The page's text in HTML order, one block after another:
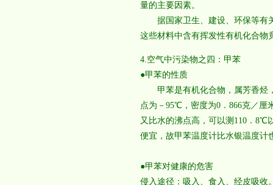
量的主要因素。
据国家卫生、建设、环保等有关
这些材料中含有挥发性有机化合物
4.空气中污染物之四：甲苯
●甲苯的性质
甲苯是有机化合物，属芳香烃，
点为－95℃，密度为0．866克／厘
又比水的沸点高，可以测110．8℃
便宜，故甲苯温度计比水银温度计
●甲苯对健康的危害
侵入途径：吸入、食入、经皮吸收